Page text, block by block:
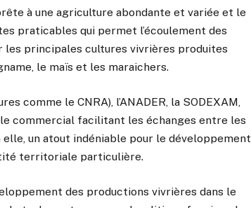
à une agriculture abondante et variée et le
praticables qui permet l’écoulement des
les principales cultures vivrières produites
le maïs et les maraichers.
comme le CNRA), l’ANADER, la SODEXAM,
commercial facilitant les échanges entre les
un atout indéniable pour le développement
territoriale particulière.
des productions vivrières dans le